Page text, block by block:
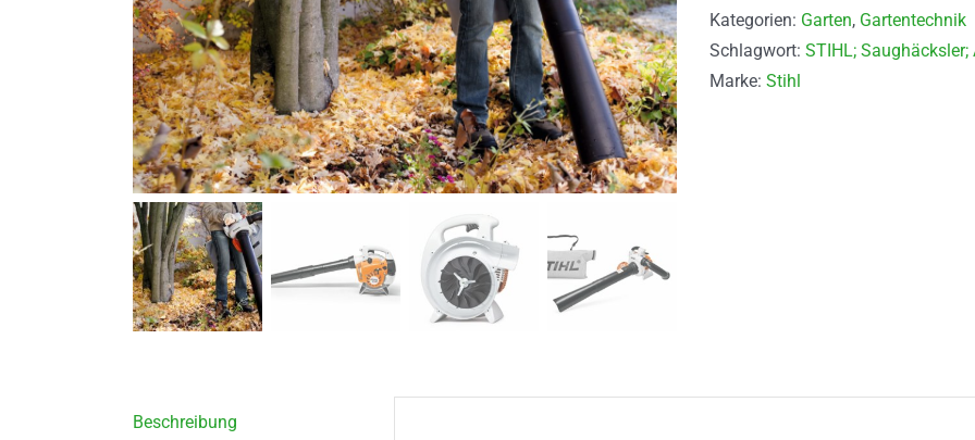
Kategorien: Garten, Gartentechnik
Schlagwort: STIHL; Saughäcksler;
Marke: Stihl
Beschreibung